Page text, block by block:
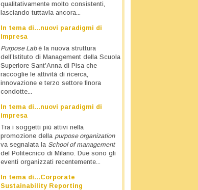
qualitativamente molto consistenti,
lasciando tuttavia ancora...
In tema di…nuovi paradigmi di
impresa
Purpose Labè la nuova struttura
dell’Istituto di Management della Scuola
Superiore Sant’Anna di Pisa che
raccoglie le attività di ricerca,
innovazione e terzo settore finora
condotte...
In tema di…nuovi paradigmi di
impresa
Tra i soggetti più attivi nella
promozione della purpose organization
va segnalata la School of management
del Politecnico di Milano. Due sono gli
eventi organizzati recentemente...
In tema di…Corporate
Sustainability Reporting